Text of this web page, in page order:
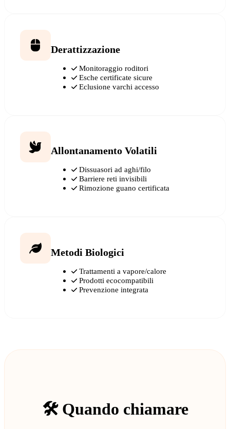
Derattizzazione
Monitoraggio roditori
Esche certificate sicure
Eclusione varchi accesso
Allontanamento Volatili
Dissuasori ad aghi/filo
Barriere reti invisibili
Rimozione guano certificata
Metodi Biologici
Trattamenti a vapore/calore
Prodotti ecocompatibili
Prevenzione integrata
🛠️ Quando chiamare